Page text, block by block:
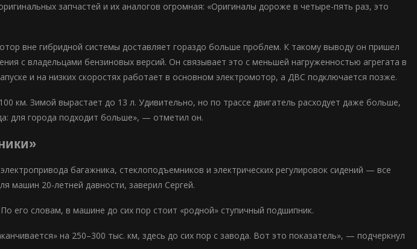
запчастей и их аналогов огромная: «Оригиналы дороже в четыре-пять раз, это
вне гибридной системы доставляет гораздо больше проблем. К такому выводу он пришел
с владельцами бензиновых версий. Он связывает это с меньшей нагруженностью агрегата в
и на низких скоростях работает в основном электромотор, а ДВС подключается позже.
км. Зимой вырастает до 13 л. Удивительно, но по трассе двигатель расходует даже больше,
для города подходит больше», — отметил он.
багажника, стеклоподъемников и электрических регулировок сидений — все
машин 20-летней давности, заверил Сергей.
его словам, в машине до сих пор стоит «родной» ступичный подшипник.
на 250–300 тыс. км, здесь до сих пор с завода. Вот это показатель», — подчеркнул